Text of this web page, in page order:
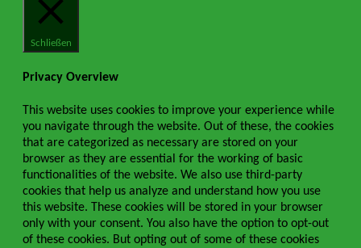
Schließen
Privacy Overview
This website uses cookies to improve your experience while
you navigate through the website. Out of these, the cookies
that are categorized as necessary are stored on your
browser as they are essential for the working of basic
functionalities of the website. We also use third-party
cookies that help us analyze and understand how you use
this website. These cookies will be stored in your browser
only with your consent. You also have the option to opt-out
of these cookies. But opting out of some of these cookies